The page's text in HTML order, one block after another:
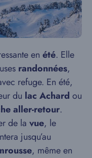
en été. Elle
randonnées,
refuge. En été,
du lac Achard ou
aller-retour.
de la vue, le
jusqu’au
, même en